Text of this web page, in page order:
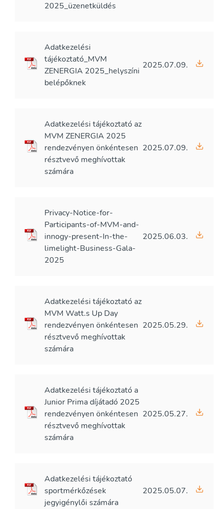
2025_üzenetküldés
Adatkezelési
tájékoztató_MVM
ZENERGIA 2025_helyszíni
belépőknek
2025.07.09.
Adatkezelési tájékoztató az
MVM ZENERGIA 2025
rendezvényen önkéntesen
résztvevő meghívottak
számára
2025.07.09.
Privacy-Notice-for-
Participants-of-MVM-and-
innogy-present-In-the-
limelight-Business-Gala-
2025
2025.06.03.
Adatkezelési tájékoztató az
MVM Watt.s Up Day
rendezvényen önkéntesen
résztvevő meghívottak
számára
2025.05.29.
Adatkezelési tájékoztató a
Junior Prima díjátadó 2025
rendezvényen önkéntesen
résztvevő meghívottak
számára
2025.05.27.
Adatkezelési tájékoztató
sportmérkőzések
jegyigénylői számára
2025.05.07.